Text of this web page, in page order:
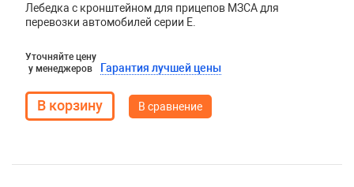
Лебедка с кронштейном для прицепов МЗСА для
перевозки автомобилей серии E.
Уточняйте цену
у менеджеров
Гарантия лучшей цены
В сравнение